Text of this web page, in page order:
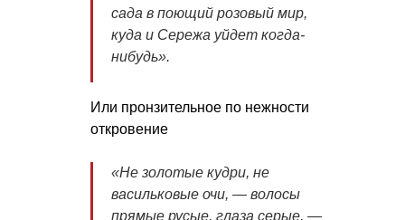
сада в поющий розовый мир,
куда и Сережа уйдет когда-
нибудь».
Или пронзительное по нежности
откровение
«Не золотые кудри, не
васильковые очи, — волосы
прямые русые, глаза серые, —